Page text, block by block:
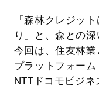
「森林クレジッ
り」と、森との
今回は、住友林
プラットフォーム
NTTドコモビジ